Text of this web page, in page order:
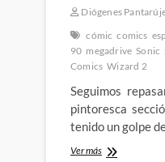
Diógenes
cómic comics
90 megadrive Sonic
Comics Wizard 2
Seguimos
pintoresca
tenido un golpe
Ver másStan